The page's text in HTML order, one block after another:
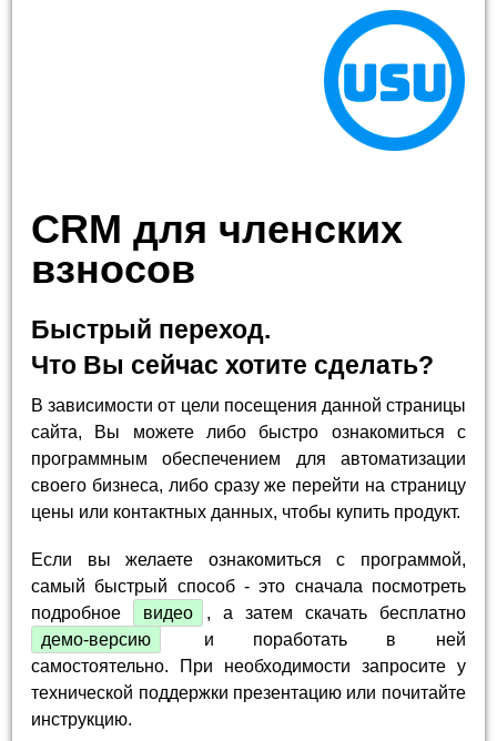
CRM для членских
взносов
Быстрый переход.
Что Вы сейчас хотите сделать?
В зависимости от цели посещения данной страницы
сайта, Вы можете либо быстро ознакомиться с
программным обеспечением для автоматизации
своего бизнеса, либо сразу же перейти на страницу
цены или контактных данных, чтобы купить продукт.
Если вы желаете ознакомиться с программой,
самый быстрый способ - это сначала посмотреть
подробное
видео
, а затем скачать бесплатно
демо-версию
и поработать в ней
самостоятельно. При необходимости запросите у
технической поддержки презентацию или почитайте
инструкцию.